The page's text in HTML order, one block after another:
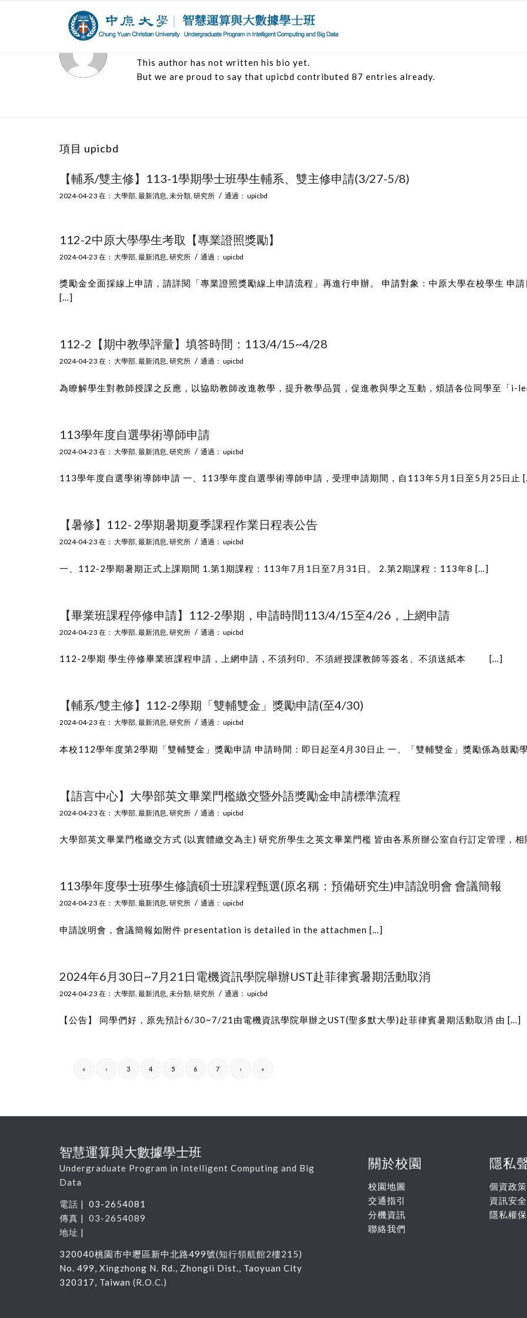
關於upicbd
This author has not written his bio yet.
But we are proud to say that upicbd contributed 87 entries already.
項目 upicbd
【輔系/雙主修】113-1學期學士班學生輔系、雙主修申請(3/27-5/8)
2024-04-23 在： 大學部, 最新消息 未分類, 研究所 / 通過： upicbd
112-2中原大學學生考取【專業證照獎勵】
2024-04-23 在： 大學部, 最新消息 研究所 / 通過： upicbd
獎勵金全面採線上申請，請詳閱「專業證照獎勵線上申請流程」再進行申辦。 申請對象：中原大學在校學生 申
[…]
112-2【期中教學評量】填答時間：113/4/15~4/28
2024-04-23 在： 大學部, 最新消息, 研究所 / 通過： upicbd
為瞭解學生對教師授課之反應，以協助教師改進教學，提升教學品質，促進教與學之互動，煩請各位同學至「i-
113學年度自選學術導師申請
2024-04-23 在： 大學部, 最新消息 研究所 / 通過： upicbd
113學年度自選學術導師申請 一、113學年度自選學術導師申請，受理申請期間，自113年5月1日至5月25日止
【暑修】112- 2學期暑期夏季課程作業日程表公告
2024-04-23 在： 大學部, 最新消息, 研究所 / 通過： upicbd
一、112-2學期暑期正式上課期間 1.第1期課程：113年7月1日至7月31日。 2.第2期課程：113年8 […]
【畢業班課程停修申請】112-2學期，申請時間113/4/15至4/26，上網申請
2024-04-23 在： 大學部, 最新消息 研究所 / 通過： upicbd
112-2學期 學生停修畢業班課程申請，上網申請，不須列印、不須經授課教師等簽名、不須送紙本 […]
【輔系/雙主修】112-2學期「雙輔雙金」獎勵申請(至4/30)
2024-04-23 在： 大學部, 最新消息, 研究所 / 通過： upicbd
本校112學年度第2學期「雙輔雙金」獎勵申請 申請時間：即日起至4月30日止 一、「雙輔雙金」獎勵係為鼓勵
【語言中心】大學部英文畢業門檻繳交暨外語獎勵金申請標準流程
2024-04-23 在： 大學部, 最新消息 研究所 / 通過： upicbd
大學部英文畢業門檻繳交方式 (以實體繳交為主) 研究所學生之英文畢業門檻 皆由各系所辦公室自行訂定管理，
113學年度學士班學生修讀碩士班課程甄選(原名稱：預備研究生)申請說明會 會議簡報
2024-04-23 在： 大學部, 最新消息, 研究所 / 通過： upicbd
申請說明會，會議簡報如附件 presentation is detailed in the attachmen […]
2024年6月30日~7月21日電機資訊學院舉辦UST赴菲律賓暑期活動取消
2024-04-23 在： 大學部, 最新消息 未分類, 研究所 / 通過： upicbd
【公告】 同學們好，原先預計6/30~7/21由電機資訊學院舉辦之UST(聖多默大學)赴菲律賓暑期活動取消 由 […]
« ‹ 3 4 5 6 7 › »
智慧運算與大數據學士班
Undergraduate Program in Intelligent Computing and Big
Data
電話 | 03-2654081
傳真 | 03-2654089
地址 |
320040桃園市中壢區新中北路499號(知行領航館2樓215)
No. 499, Xingzhong N. Rd., Zhongli Dist., Taoyuan City
320317, Taiwan (R.O.C.)
關於校園
校園地圖
交通指引
分機資訊
聯絡我們
隱私
個資政策
資訊安全
隱私權